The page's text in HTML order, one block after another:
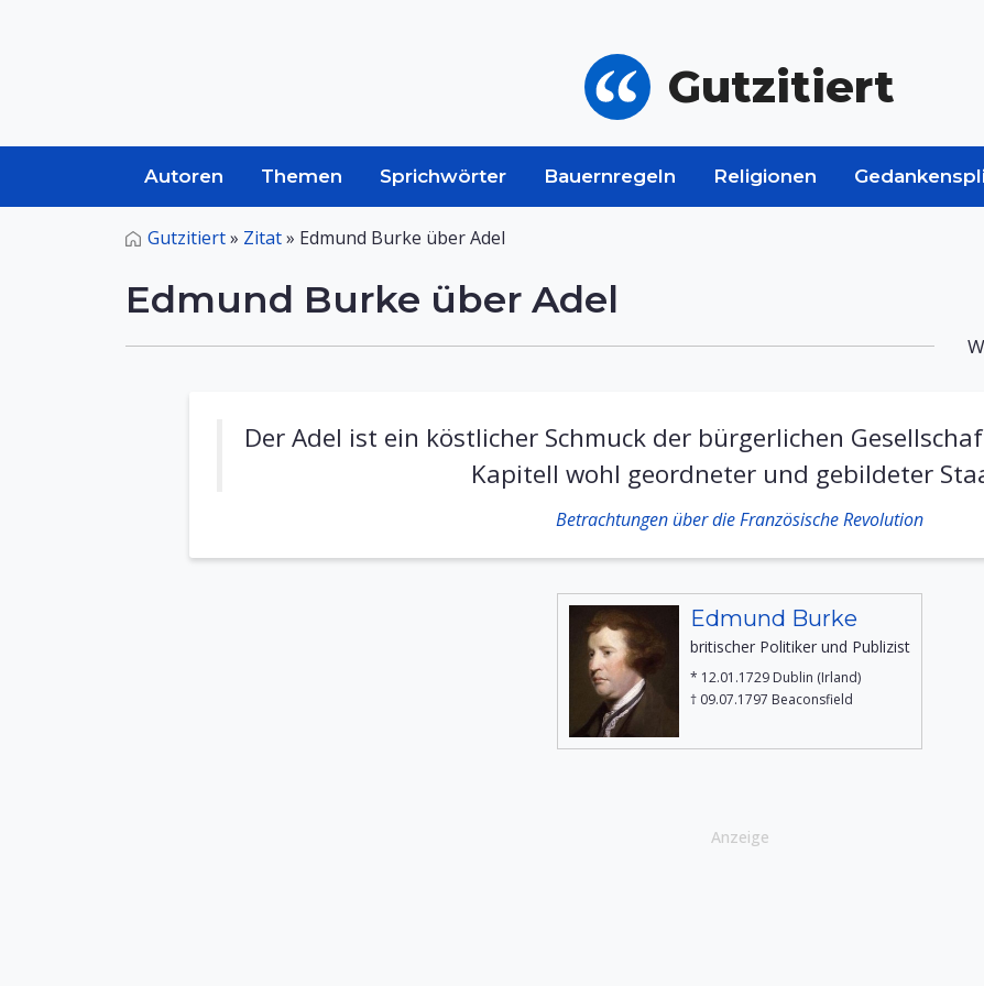
Gutzitiert
Autoren Themen Sprichwörter Bauernregeln Religionen
Gutzitiert» Zitat» Edmund Burke über Adel
Edmund Burke über Adel
Der Adel ist ein köstlicher Schmuck der bürgerlichen
Kapitell wohl geordneter und gebildeter
Betrachtungen über die Französische Revolution
Edmund Burke
britischer Politiker und Publizist
* 12.01.1729 Dublin (Irland)
† 09.07.1797 Beaconsfield
Anzeige